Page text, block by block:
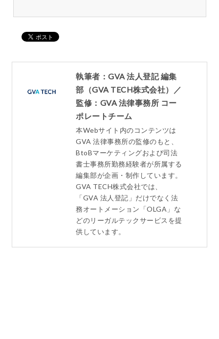
執筆者：GVA 法人登記 編集
部（GVA TECH株式会社）／
監修：GVA 法律事務所 コー
ポレートチーム
本Webサイト内のコンテンツは
GVA 法律事務所の監修のもと、
BtoBマーケティングおよび司法
書士事務所勤務経験者が所属する
編集部が企画・制作しています。
GVA TECH株式会社では、
「GVA 法人登記」だけでなく法
務オートメーション「OLGA」な
どのリーガルテックサービスを提
供しています。